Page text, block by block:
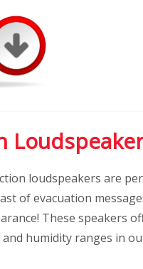
loudspeakers are
of evacuation
These speakers
humidity ranges in